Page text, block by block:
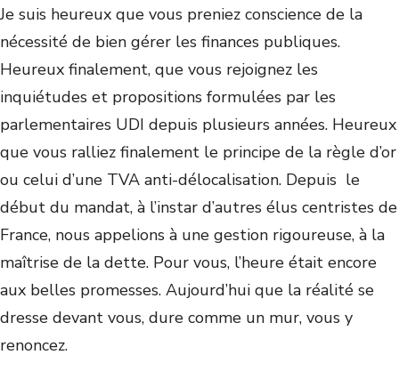
Je suis heureux que vous preniez conscience de la
nécessité de bien gérer les finances publiques.
Heureux finalement, que vous rejoignez les
inquiétudes et propositions formulées par les
parlementaires UDI depuis plusieurs années. Heureux
que vous ralliez finalement le principe de la règle d’or
ou celui d’une TVA anti-délocalisation. Depuis le
début du mandat, à l’instar d’autres élus centristes de
France, nous appelions à une gestion rigoureuse, à la
maîtrise de la dette. Pour vous, l’heure était encore
aux belles promesses. Aujourd’hui que la réalité se
dresse devant vous, dure comme un mur, vous y
renoncez.